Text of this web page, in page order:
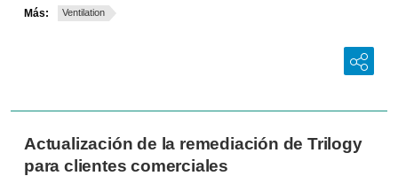
Más: Ventilation
Actualización de la remediación de Trilogy
para clientes comerciales